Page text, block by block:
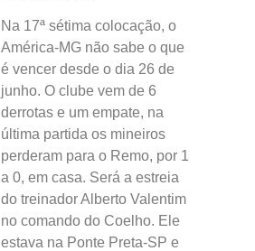
Na 17ª sétima colocação, o
América-MG não sabe o que
é vencer desde o dia 26 de
junho. O clube vem de 6
derrotas e um empate, na
última partida os mineiros
perderam para o Remo, por 1
a 0, em casa. Será a estreia
do treinador Alberto Valentim
no comando do Coelho. Ele
estava na Ponte Preta-SP e